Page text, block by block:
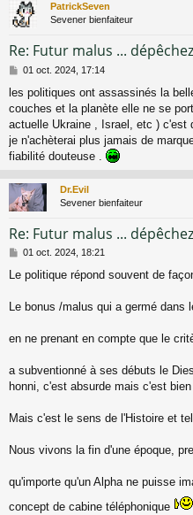
PatrickSeven
Sevener bienfaiteur
Re: Futur malus ...
M
s
s
a
01 oct. 2024, 17:14
les politiques ont assassinés la
couches et la planète elle ne se
actuelle Ukraine , Israel, etc ) c'est
je n'achèterai plus jamais de
fiabilité douteuse .
Dr.Evil
Sevener bienfaiteur
Re: Futur malus ...
M
s
a
01 oct. 2024, 18:21
Le politique répond souvent de
Le bonus /malus qui a germé dans
en ne prenant en compte que le
a subventionné à ses débuts le
honni, c'est absurde mais c'est
Mais c'est le sens de l'Histoire et
Nous vivons la fin d'une époque,
qu'importe qu'un Alpha ne puisse
concept de cabine téléphonique